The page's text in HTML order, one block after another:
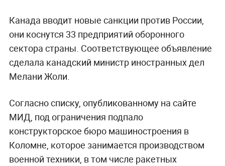
Канада вводит новые санкции против России,
они коснутся 33 предприятий оборонного
сектора страны. Соответствующее объявление
сделала канадский министр иностранных дел
Мелани Жоли.
Согласно списку, опубликованному на сайте
МИД, под ограничения подпало
конструкторское бюро машиностроения в
Коломне, которое занимается производством
военной техники, в том числе ракетных